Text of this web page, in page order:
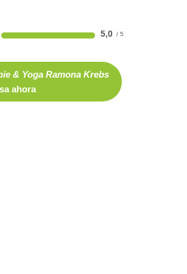
5,0
& Yoga Ramona Krebs
ahora